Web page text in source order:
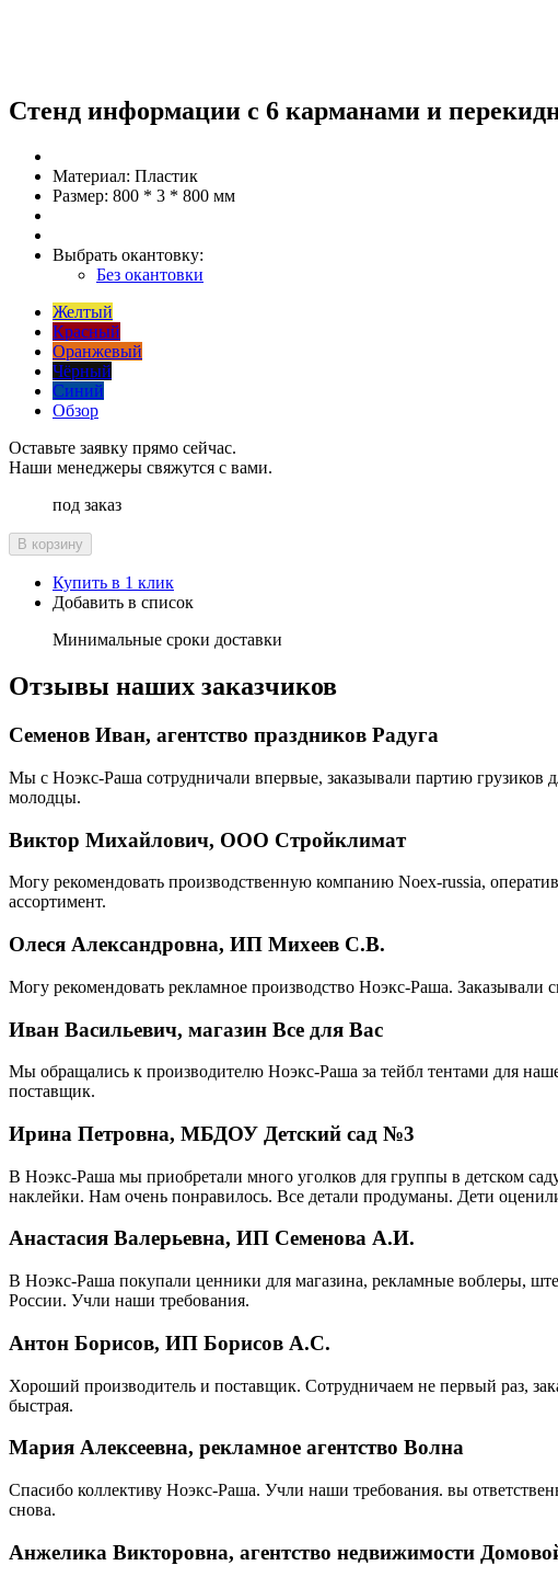
Стенд информации с 6 карманами и
Материал: Пластик
Размер: 800 * 3 * 800 мм
Выбрать окантовку:
Без окантовки
Желтый
Красный
Оранжевый
Чёрный
Синий
Обзор
Оставьте заявку прямо сейчас.
Наши менеджеры свяжутся с вами.
под заказ
В корзину
Купить в 1 клик
Добавить в список
Минимальные сроки доставки
Отзывы наших заказчиков
Семенов Иван, агентство праздников Радуга
Мы с Ноэкс-Раша сотрудничали впервые, заказывали партию
молодцы.
Виктор Михайлович, ООО Стройклимат
Могу рекомендовать производственную компанию Noex-russia,
ассортимент.
Олеся Александровна, ИП Михеев С.В.
Могу рекомендовать рекламное производство Ноэкс-Раша. Заказывали
Иван Васильевич, магазин Все для Вас
Мы обращались к производителю Ноэкс-Раша за тейбл тентами для
поставщик.
Ирина Петровна, МБДОУ Детский сад №3
В Ноэкс-Раша мы приобретали много уголков для группы в детском
наклейки. Нам очень понравилось. Все детали продуманы. Дети
Анастасия Валерьевна, ИП Семенова А.И.
В Ноэкс-Раша покупали ценники для магазина, рекламные воблеры,
России. Учли наши требования.
Антон Борисов, ИП Борисов А.С.
Хороший производитель и поставщик. Сотрудничаем не первый раз,
быстрая.
Мария Алексеевна, рекламное агентство Волна
Спасибо коллективу Ноэкс-Раша. Учли наши требования. вы
снова.
Анжелика Викторовна, агентство недвижимости